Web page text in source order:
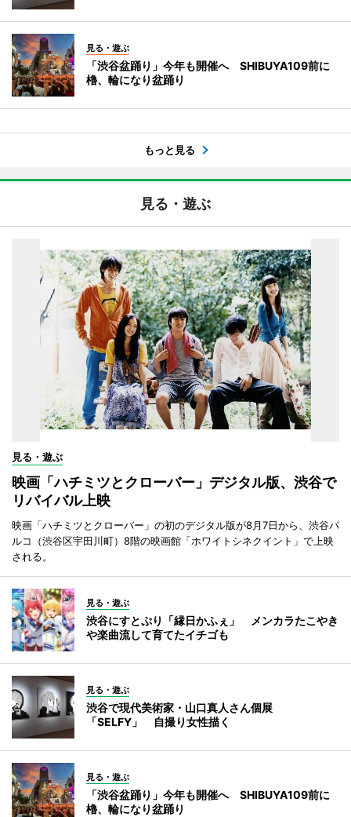
見る・遊ぶ
「渋谷盆踊り」今年も開催へ SHIBUYA109前に
櫓、輪になり盆踊り
もっと見る
見る・遊ぶ
見る・遊ぶ
映画「ハチミツとクローバー」デジタル版、渋谷で
リバイバル上映
映画「ハチミツとクローバー」の初のデジタル版が8月7日から、渋谷パ
ルコ（渋谷区宇田川町）8階の映画館「ホワイトシネクイント」で上映
される。
見る・遊ぶ
渋谷にすとぷり「縁日かふぇ」 メンカラたこやき
や楽曲流して育てたイチゴも
見る・遊ぶ
渋谷で現代美術家・山口真人さん個展
「SELFY」 自撮り女性描く
見る・遊ぶ
「渋谷盆踊り」今年も開催へ SHIBUYA109前に
櫓、輪になり盆踊り